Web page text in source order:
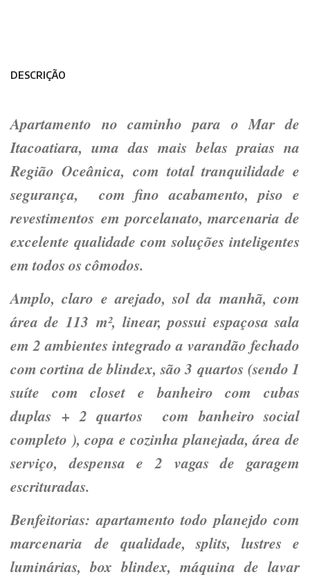
DESCRIÇÃO
Apartamento no caminho para o Mar de
Itacoatiara, uma das mais belas praias na
Região Oceânica, com total tranquilidade e
segurança, com fino acabamento, piso e
revestimentos em porcelanato, marcenaria de
excelente qualidade com soluções inteligentes
em todos os cômodos.
Amplo, claro e arejado, sol da manhã, com
área de 113 m², linear, possui espaçosa sala
em 2 ambientes integrado a varandão fechado
com cortina de blindex, são 3 quartos (sendo 1
suíte com closet e banheiro com cubas
duplas + 2 quartos com banheiro social
completo ), copa e cozinha planejada, área de
serviço, despensa e 2 vagas de garagem
escrituradas.
Benfeitorias: apartamento todo planejdo com
marcenaria de qualidade, splits, lustres e
luminárias, box blindex, máquina de lavar